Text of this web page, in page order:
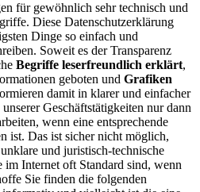
für gewöhnlich sehr technisch und
Diese Datenschutzerklärung
Dinge so einfach und
Soweit es der Transparenz
Begriffe leserfreundlich erklärt,
geboten und Grafiken
damit in klarer und einfacher
Geschäftstätigkeiten nur dann
wenn eine entsprechende
ist. Das ist sicher nicht möglich,
und juristisch-technische
Internet oft Standard sind, wenn
Sie finden die folgenden